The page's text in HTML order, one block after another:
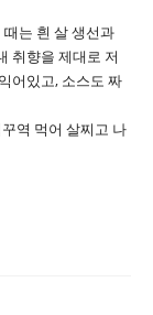
는 흰 살 생선과
취향을 제대로 저
어있고, 소스도 짜
역 먹어 살찌고 나